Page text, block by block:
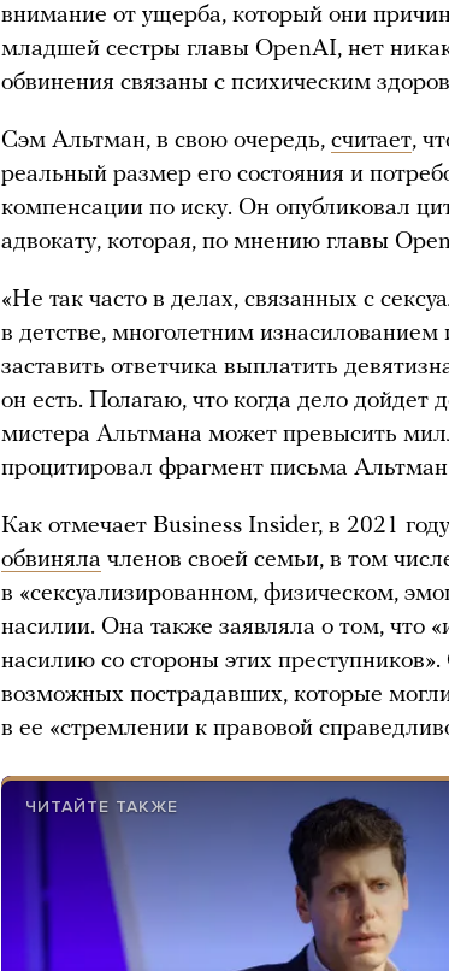
внимание от ущерба, который они
младшей сестры главы OpenAI, нет
обвинения связаны с психическим
Сэм Альтман, в свою очередь, считает,
реальный размер его состояния и
компенсации по иску. Он опубликовал
адвокату, которая, по мнению главы
«Не так часто в делах, связанных с
в детстве, многолетним
заставить ответчика выплатить
он есть. Полагаю, что когда дело дойдет
мистера Альтмана может превысить
процитировал фрагмент письма
Как отмечает Business Insider, в 2021
обвиняла членов своей семьи, в том
в «сексуализированном, физическом,
насилии. Она также заявляла о том, что
насилию со стороны этих
возможных пострадавших, которые
в ее «стремлении к правовой
ЧИТАЙТЕ ТАКЖЕ